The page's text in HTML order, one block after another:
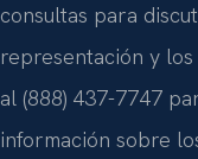
consultas para
representación y
al (888) 437-7747
información sobre